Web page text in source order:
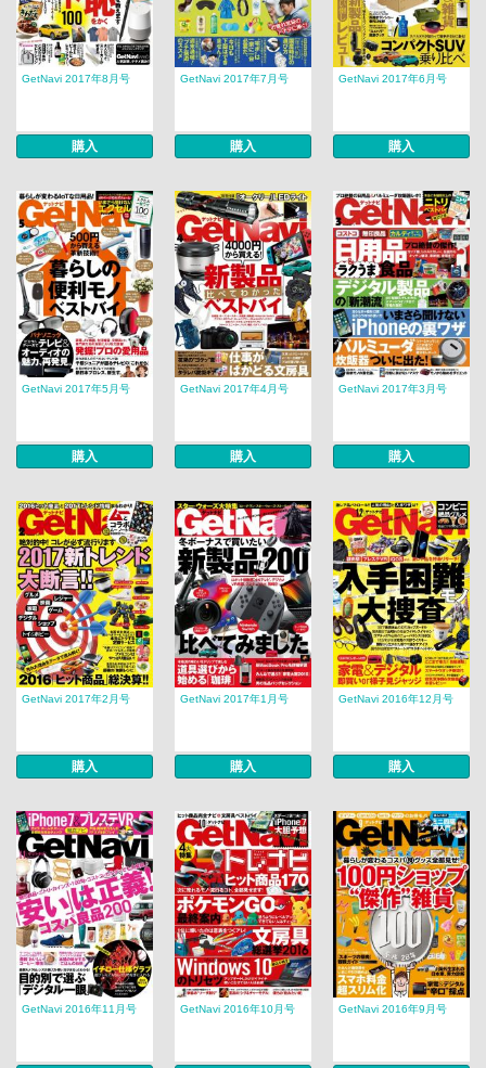
GetNavi 2017年8月号
購入
GetNavi 2017年7月号
購入
GetNavi 2017年6月号
購入
GetNavi 2017年5月号
購入
GetNavi 2017年4月号
購入
GetNavi 2017年3月号
購入
GetNavi 2017年2月号
購入
GetNavi 2017年1月号
購入
GetNavi 2016年12月号
購入
GetNavi 2016年11月号 GetNavi 2016年10月号 GetNavi 2016年9月号